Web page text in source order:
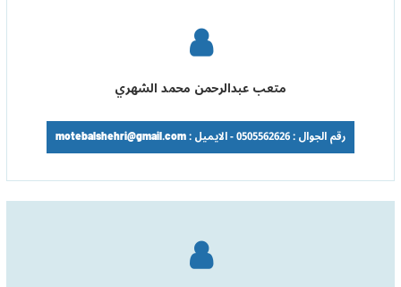
متعب عبدالرحمن محمد الشهري
رقم الجوال : 0505562626 - الايميل : motebalshehri@gmail.com